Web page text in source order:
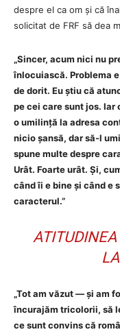
despre el ca om și că
solicitat de FRF să dea
„Sincer, acum nici nu
înlocuiască. Problema
de dorit. Eu știu că
pe cei care sunt jos.
o umilință la adresa
nicio șansă, dar să-l
spune multe despre
Urât. Foarte urât. Și,
când îi e bine și când e
caracterul.”
„Tot am văzut — și am
încurajăm tricolorii, să
ce sunt convins că